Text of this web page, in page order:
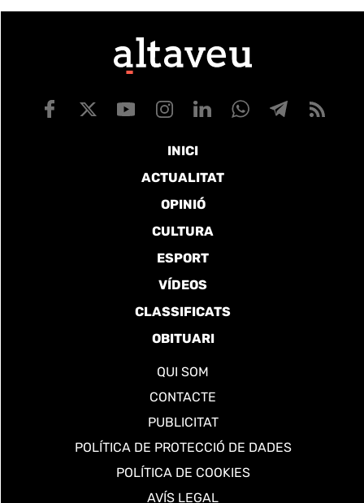
INICI
ACTUALITAT
OPINIÓ
CULTURA
ESPORT
VÍDEOS
CLASSIFICATS
OBITUARI
QUI SOM
CONTACTE
PUBLICITAT
POLÍTICA DE PROTECCIÓ DE DADES
POLÍTICA DE COOKIES
AVÍS LEGAL